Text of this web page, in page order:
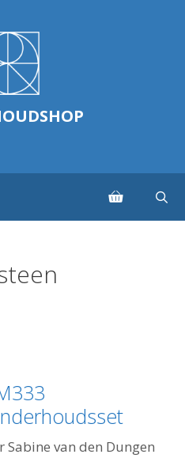
Sabine van den Dungen